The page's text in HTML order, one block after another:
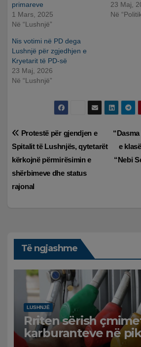
primareve
1 Mars, 2025
Në “Lushnjë”
23 Maj,
Në
Nis votimi në PD dega
Lushnjë për zgjedhjen e
Kryetarit të PD-së
23 Maj, 2026
Në “Lushnjë”
Lëvizje
te
postimet
e
“Nebi
Protestë për gjendjen e
Spitalit të Lushnjës, qytetarët
kërkojnë përmirësimin e
shërbimeve dhe status
rajonal
Të ngjashme
LUSHNJË
Rriten sërish
karburanteve në